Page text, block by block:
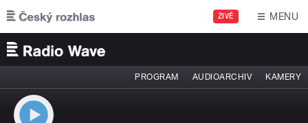
Přejít k hlavnímu obsahu
ŽIVĚ MENU
PROGRAM AUDIOARCHIV KAMERY